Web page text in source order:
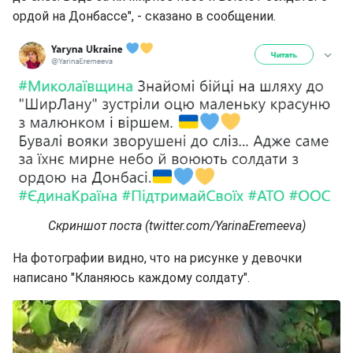
ордой на Донбассе", - сказано в сообщении.
Скриншот поста (twitter.com/YarinaEremeeva)
На фотографии видно, что на рисунке у девочки
написано "Кланяюсь каждому солдату".